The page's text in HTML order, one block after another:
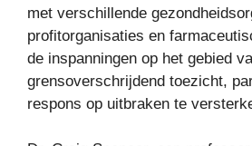
met verschillende
profitorganisaties en
de inspanningen op het gebied
grensoverschrijdend toezicht,
respons op uitbraken te